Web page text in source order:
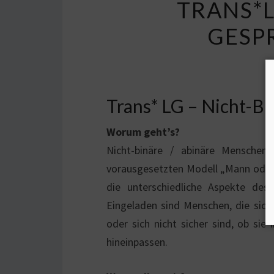
Trans* LG – Nicht-
Worum geht’s?
Nicht-binäre / abinäre
vorausgesetzten Modell „Mann
die unterschiedliche Aspekte des
Eingeladen sind Menschen, die
oder sich nicht sicher sind, ob sie
hineinpassen.